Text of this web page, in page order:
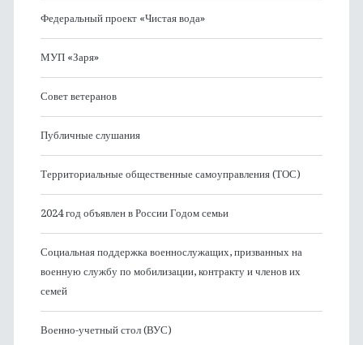
Федеральный проект «Чистая вода»
МУП «Заря»
Совет ветеранов
Публичные слушания
Территориальные общественные самоуправления (ТОС)
2024 год объявлен в России Годом семьи
Социальная поддержка военнослужащих, призванных на
военную службу по мобилизации, контракту и членов их
семей
Военно-учетный стол (ВУС)